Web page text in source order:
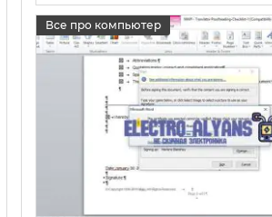
Все про компьютер